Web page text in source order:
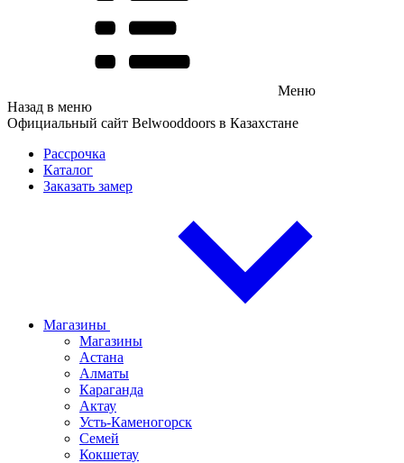
Меню
Назад в меню
Официальный сайт Belwooddoors в Казахстане
Рассрочка
Каталог
Заказать замер
Магазины
Магазины
Астана
Алматы
Караганда
Актау
Усть-Каменогорск
Семей
Кокшетау